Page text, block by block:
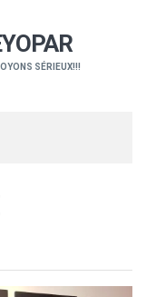
SÉRIEUX!!!